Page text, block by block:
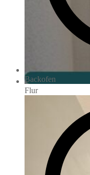
Flur
Backofen